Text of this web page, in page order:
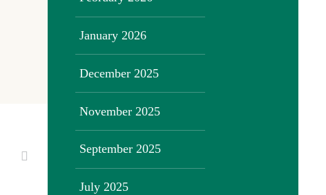
January 2026
December 2025
November 2025
September 2025
July 2025